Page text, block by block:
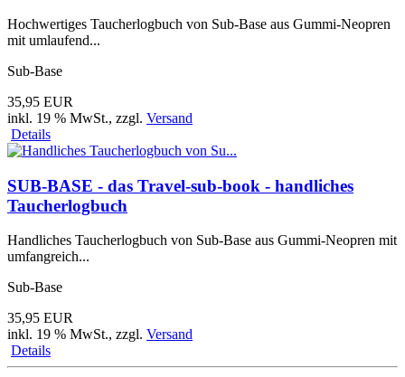
Hochwertiges Taucherlogbuch von Sub-Base aus Gummi-Neopren
mit umlaufend...
Sub-Base
35,95 EUR
inkl. 19 % MwSt., zzgl. Versand
Details
SUB-BASE - das Travel-sub-book - handliches
Taucherlogbuch
Handliches Taucherlogbuch von Sub-Base aus Gummi-Neopren mit
umfangreich...
Sub-Base
35,95 EUR
inkl. 19 % MwSt., zzgl. Versand
Details